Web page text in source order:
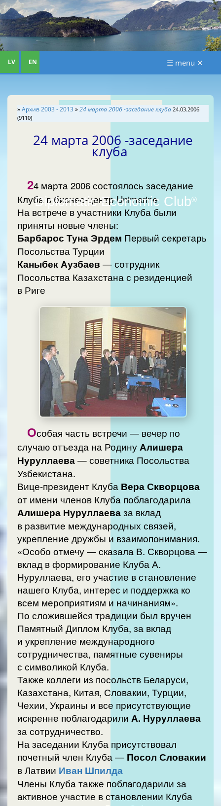
Diplomatic Economic Club®
LV EN ☰ menu ✕
»Aрхив 2003 - 2013 »24 марта 2006 -заседание клуба 24.03.2006
(9110)
24 марта 2006 -заседание
клуба
24 марта 2006 состоялось заседание
Клуба в бизнес-центр Unimarine
На встрече в участники Клуба были
приняты новые члены:
Барбарос Туна Эрдем Первый секретарь
Посольства Турции
Каныбек Аузбаев
Посольства Казахстана с резиденцией
в Риге
Особая часть встречи — вечер по
случаю отъезда на РодинуАлишера
Нуруллаева— советника Посольства
Узбекистана.
Вице-президент Клуба Вера Скворцова
от имени членов Клуба поблагодарила
Алишера Нуруллаеваза вклад
в развитие международных связей,
укрепление дружбы и взаимопонимания.
«Особо отмечу — сказала В. Скворцова —
вклад в формирование Клуба А.
Нуруллаева, его участие в становление
нашего Клуба, интерес и поддержка ко
всем мероприятиям и начинаниям».
По сложившейся традиции был вручен
Памятный Диплом Клуба, за вклад
и укрепление международного
сотрудничества, памятные сувениры
с символикой Клуба.
Также коллеги из посольств Беларуси,
Казахстана, Китая, Словакии, Турции,
Чехии, Украины и все присутствующие
искренне поблагодарили А. Нуруллаева
за сотрудничество.
На заседании Клуба присутствовал
почетный член Клуба — Посол Словакии
в Латвии Иван Шпилда
Члены Клуба также поблагодарили за
активное участие в становлении Клуба